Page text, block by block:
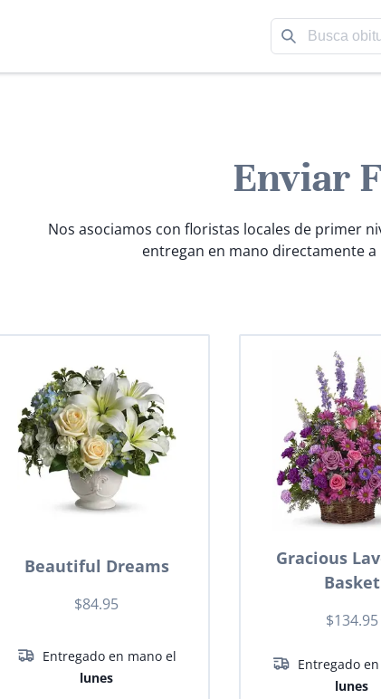
Enviar
Nos asociamos con floristas locales de primer
entregan en mano directamente
Beautiful Dreams
$84.95
Entregado en mano el
lunes
Gracious
Basket
$134.95
Entregado
lunes